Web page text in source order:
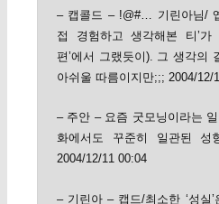
– 캡콜드 – !@#… 기린아님/
접 경험하고 생각해본 티’가
편’에서 그랬듯이). 그 생각의
아쉬울 따름이지만;;; 2004/12/
– 주안 – 요즘 굿모닝이라는
화에서도 꾸준히 일관된 성
2004/12/11 00:04
– 기린아 – 캡드/최소한 ‘성실